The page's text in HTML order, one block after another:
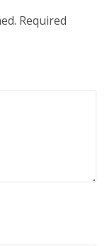
Required